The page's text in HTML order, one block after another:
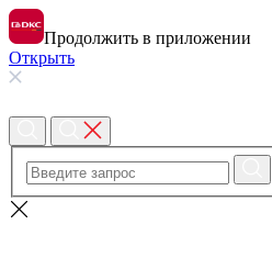
Продолжить в приложении
Открыть